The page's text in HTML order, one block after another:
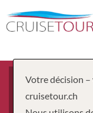
À partir du
Votre décision
cruisetour.ch